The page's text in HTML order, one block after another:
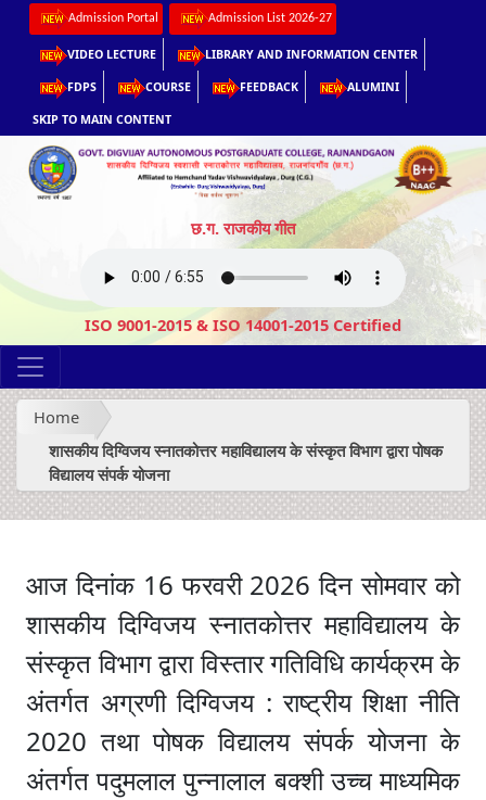
Admission Portal Admission List 2026-27
VIDEO LECTURE LIBRARY AND INFORMATION CENTER
FDPS COURSE FEEDBACK ALUMINI
SKIP TO MAIN CONTENT
छ.ग. राजकीय गीत
ISO 9001-2015 & ISO 14001-2015 Certified
Home
शासकीय दिग्विजय स्नातकोत्तर महाविद्यालय के संस्कृत विभाग द्वारा पोषक
विद्यालय संपर्क योजना
आज दिनांक 16 फरवरी 2026 दिन सोमवार को
शासकीय दिग्विजय स्नातकोत्तर महाविद्यालय के
संस्कृत विभाग द्वारा विस्तार गतिविधि कार्यक्रम के
अंतर्गत अग्रणी दिग्विजय : राष्ट्रीय शिक्षा नीति
2020 तथा पोषक विद्यालय संपर्क योजना के
अंतर्गत पदुमलाल पुन्नालाल बक्शी उच्च माध्यमिक